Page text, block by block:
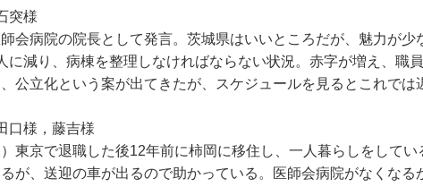
突様
会病院の院長として発言。茨城県はいいところだが、魅力が
に減り、病棟を整理しなければならない状況。赤字が増え、職
公立化という案が出てきたが、スケジュールを見るとこれでは
口様，藤吉様
）東京で退職した後12年前に柿岡に移住し、一人暮らしをして
が、送迎の車が出るので助かっている。医師会病院がなくな